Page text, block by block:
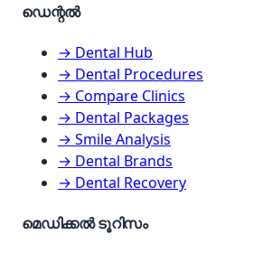
ഡെന്റൽ
→ Dental Hub
→ Dental Procedures
→ Compare Clinics
→ Dental Packages
→ Smile Analysis
→ Dental Brands
→ Dental Recovery
മെഡിക്കൽ ടൂറിസം